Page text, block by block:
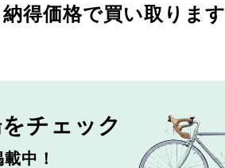
納得価格で買い取ります
チェック
中！